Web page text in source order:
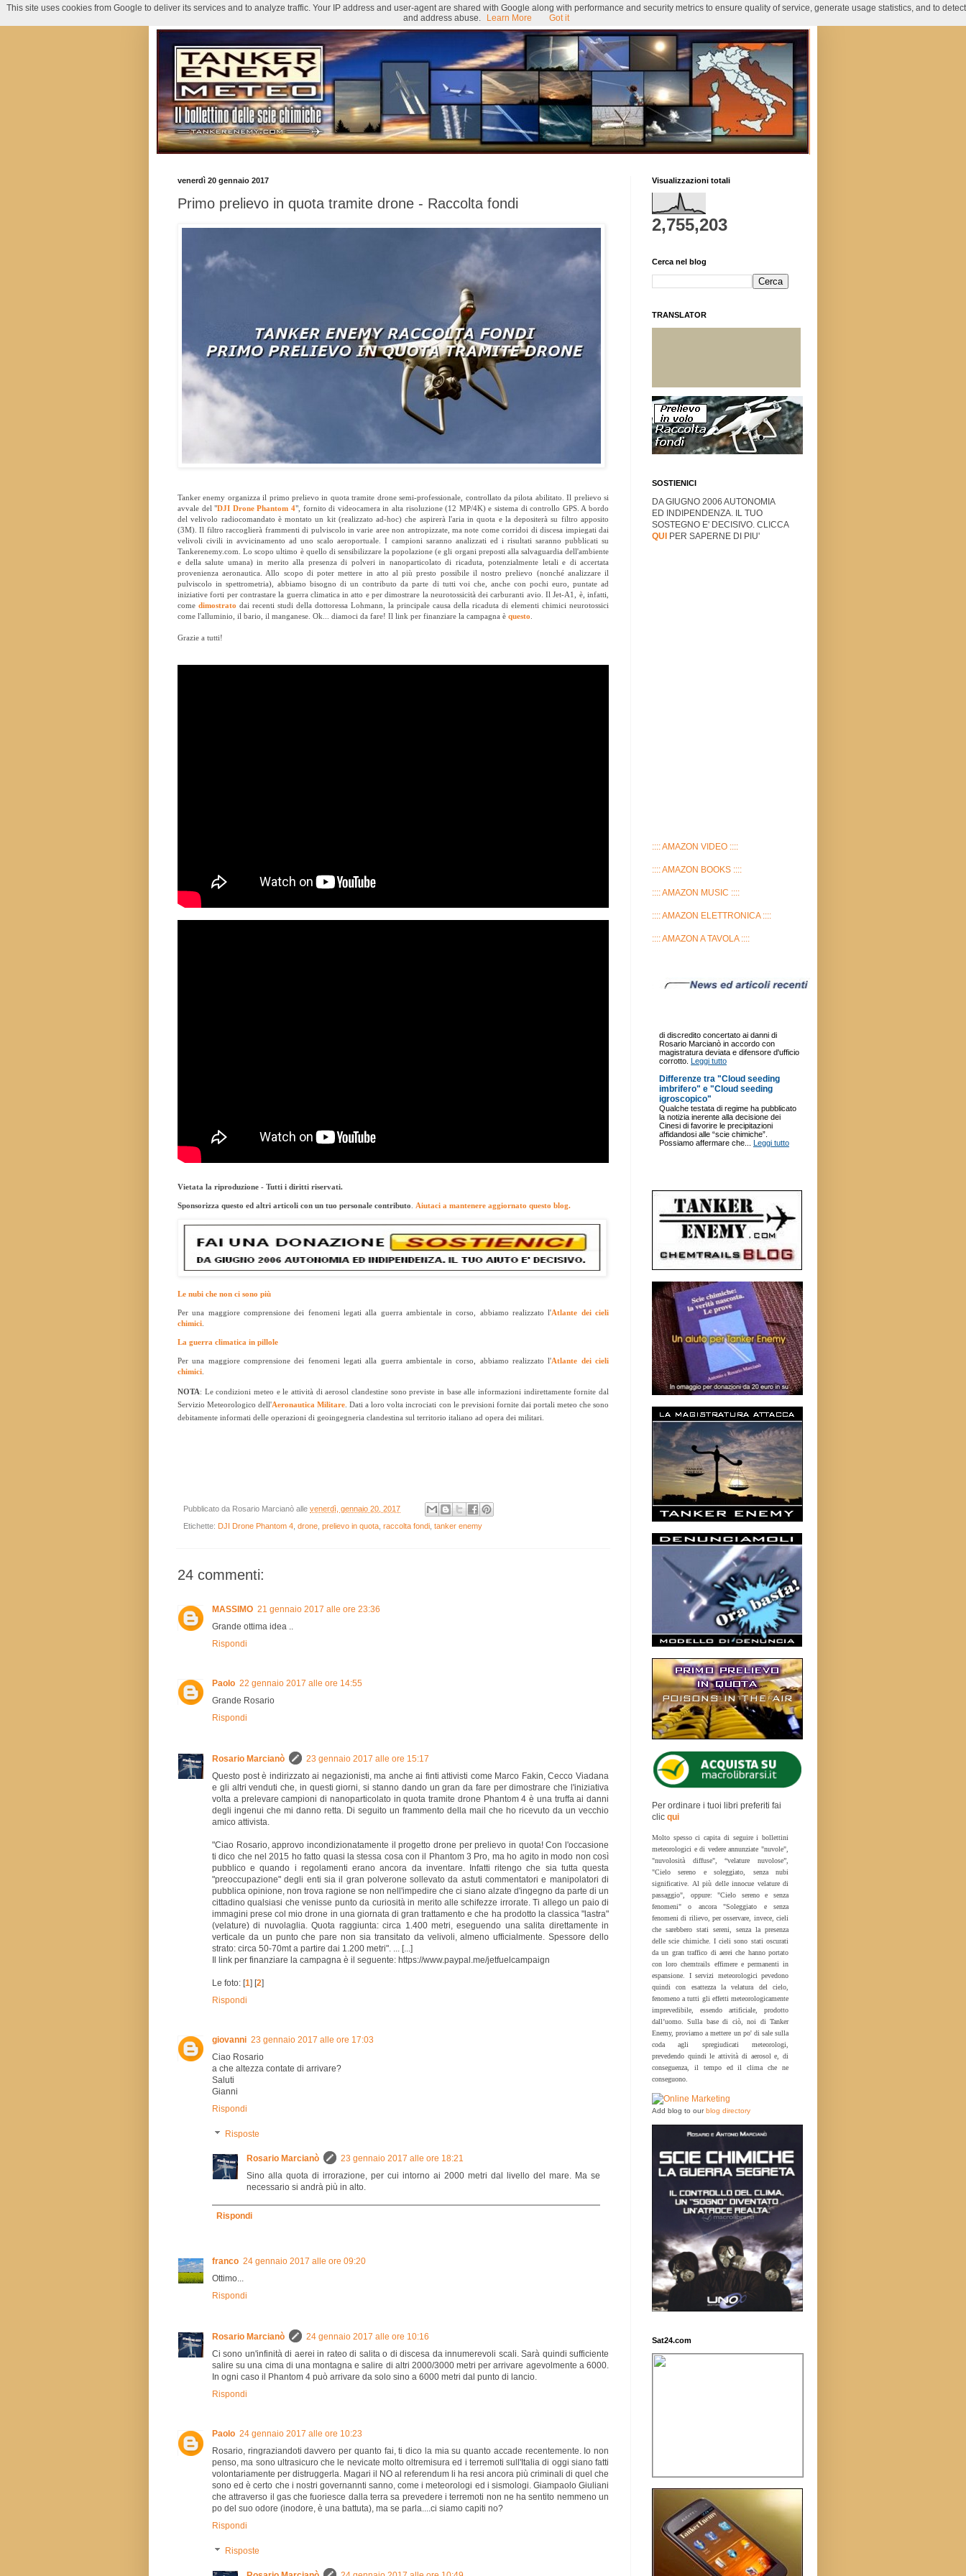
venerdì 20 gennaio 2017
Primo prelievo in quota tramite drone - Raccolta fondi
Tanker enemy organizza il primo prelievo in quota tramite drone semi-professionale, controllato da pilota abilitato. Il prelievo si
avvale del "DJI Drone Phantom 4", fornito di videocamera in alta risoluzione (12 MP/4K) e sistema di controllo GPS. A bordo
del velivolo radiocomandato è montato un kit (realizzato ad-hoc) che aspirerà l'aria in quota e la depositerà su filtro apposito
(3M). Il filtro raccoglierà frammenti di pulviscolo in varie aree non antropizzate, ma note come corridoi di discesa impiegati dai
velivoli civili in avvicinamento ad uno scalo aeroportuale. I campioni saranno analizzati ed i risultati saranno pubblicati su
Tankerenemy.com. Lo scopo ultimo è quello di sensibilizzare la popolazione (e gli organi preposti alla salvaguardia dell'ambiente
e della salute umana) in merito alla presenza di polveri in nanoparticolato di ricaduta, potenzialmente letali e di accertata
provenienza aeronautica. Allo scopo di poter mettere in atto al più presto possibile il nostro prelievo (nonché analizzare il
pulviscolo in spettrometria), abbiamo bisogno di un contributo da parte di tutti voi che, anche con pochi euro, puntate ad
iniziative forti per contrastare la guerra climatica in atto e per dimostrare la neurotossicità dei carburanti avio. Il Jet-A1, è, infatti,
come dimostrato dai recenti studi della dottoressa Lohmann, la principale causa della ricaduta di elementi chimici neurotossici
come l'alluminio, il bario, il manganese. Ok... diamoci da fare! Il link per finanziare la campagna è questo.
Grazie a tutti!
Vietata la riproduzione - Tutti i diritti riservati.
Sponsorizza questo ed altri articoli con un tuo personale contributo Aiutaci a mantenere aggiornato questo blog.
Le nubi che non ci sono più
Per una maggiore comprensione dei fenomeni legati alla guerra ambientale in corso, abbiamo realizzato l'Atlante dei cieli
chimici
La guerra climatica in pillole
Per una maggiore comprensione dei fenomeni legati alla guerra ambientale in corso, abbiamo realizzato l'Atlante dei cieli
chimici
NOTA: Le condizioni meteo e le attività di aerosol clandestine sono previste in base alle informazioni indirettamente fornite dal
Servizio Meteorologico dell'Aeronautica Militare . Dati a loro volta incrociati con le previsioni fornite dai portali meteo che sono
debitamente informati delle operazioni di geoingegneria clandestina sul territorio italiano ad opera dei militari.
Pubblicato da Rosario Marcianò alle venerdì, gennaio 20, 2017
Etichette: DJI Drone Phantom 4 drone prelievo in quota raccolta fondi tanker enemy
24 commenti:
MASSIMO 21 gennaio 2017 alle ore 23:36
Grande ottima idea ..
Rispondi
Paolo 22 gennaio 2017 alle ore 14:55
Grande Rosario
Rispondi
Rosario Marcianò
23 gennaio 2017 alle ore 15:17
Questo post è indirizzato ai negazionisti, ma anche ai finti attivisti come Marco Fakin, Cecco Viadana
e gli altri venduti che, in questi giorni, si stanno dando un gran da fare per dimostrare che l'iniziativa
volta a prelevare campioni di nanoparticolato in quota tramite drone Phantom 4 è una truffa ai danni
degli ingenui che mi danno retta. Di seguito un frammento della mail che ho ricevuto da un vecchio
amico attivista.
"Ciao Rosario, approvo incondizionatamente il progetto drone per prelievo in quota! Con l'occasione
ti dico che nel 2015 ho fatto quasi la stessa cosa con il Phantom 3 Pro, ma ho agito in modo non così
pubblico e quando i regolamenti erano ancora da inventare. Infatti ritengo che sia tutta questa
"preoccupazione" degli enti sia il gran polverone sollevato da astuti commentatori e manipolatori di
pubblica opinione, non trova ragione se non nell'impedire che ci siano alzate d'ingegno da parte di un
cittadino qualsiasi che venisse punto da curiosità in merito alle schifezze irrorate. Ti allego un paio di
immagini prese col mio drone in una giornata di gran trattamento e che ha prodotto la classica "lastra"
(velature) di nuvolaglia. Quota raggiunta: circa 1.400 metri, eseguendo una salita direttamente in
verticale da un punto che pare non sia transitato da velivoli, almeno ufficialmente. Spessore dello
strato: circa 50-70mt a partire dai 1.200 metri". ... [...]
Il link per finanziare la campagna è il seguente: https://www.paypal.me/jetfuelcampaign
Le foto: [1] [2]
Rispondi
giovanni 23 gennaio 2017 alle ore 17:03
Ciao Rosario
a che altezza contate di arrivare?
Saluti
Gianni
Rispondi
Risposte
Rosario Marcianò
23 gennaio 2017 alle ore 18:21
Sino alla quota di irrorazione, per cui intorno ai 2000 metri dal livello del mare. Ma se
necessario si andrà più in alto.
Rispondi
franco 24 gennaio 2017 alle ore 09:20
Ottimo...
Rispondi
Rosario Marcianò
24 gennaio 2017 alle ore 10:16
Ci sono un'infinità di aerei in rateo di salita o di discesa da innumerevoli scali. Sarà quindi sufficiente
salire su una cima di una montagna e salire di altri 2000/3000 metri per arrivare agevolmente a 6000.
In ogni caso il Phantom 4 può arrivare da solo sino a 6000 metri dal punto di lancio.
Rispondi
Paolo 24 gennaio 2017 alle ore 10:23
Rosario, ringraziandoti davvero per quanto fai, ti dico la mia su quanto accade recentemente. Io non
penso, ma sono ultrasicuro che le nevicate molto oltremisura ed i terremoti sull'Italia di oggi siano fatti
volontariamente per distruggerla. Magari il NO al referendum li ha resi ancora più criminali di quel che
sono ed è certo che i nostri governannti sanno, come i meteorologi ed i sismologi. Giampaolo Giuliani
che attraverso il gas che fuoriesce dalla terra sa prevedere i terremoti non ne ha sentito nemmeno un
po del suo odore (inodore, è una battuta), ma se parla....ci siamo capiti no?
Rispondi
Risposte
Visualizzazioni totali
2,755,203
Cerca nel blog
TRANSLATOR
SOSTIENICI
DA GIUGNO 2006 AUTONOMIA
ED INDIPENDENZA. IL TUO
SOSTEGNO E' DECISIVO. CLICCA
QUI
PER SAPERNE DI PIU'
:::: AMAZON VIDEO ::::
:::: AMAZON BOOKS ::::
:::: AMAZON MUSIC ::::
:::: AMAZON ELETTRONICA ::::
:::: AMAZON A TAVOLA ::::
Per ordinare i tuoi libri preferiti fai
clic qui
Molto spesso ci capita di seguire i bollettini
meteorologici e di vedere annunziate "nuvole",
"nuvolosità diffuse", “velature nuvolose”,
"Cielo sereno e soleggiato, senza nubi
significative. Al più delle innocue velature di
passaggio", oppure: "Cielo sereno e senza
fenomeni" o ancora "Soleggiato e senza
fenomeni di rilievo, per osservare, invece, cieli
che sarebbero stati sereni, senza la presenza
delle scie chimiche. I cieli sono stati oscurati
da un gran traffico di aerei che hanno portato
con loro chemtrails effimere e permanenti in
espansione. I servizi meteorologici pevedono
quindi con esattezza la velatura del cielo,
fenomeno a tutti gli effetti meteorologicamente
imprevedibile, essendo artificiale, prodotto
dall’uomo. Sulla base di ciò, noi di Tanker
Enemy, proviamo a mettere un po' di sale sulla
coda agli spregiudicati meteorologi,
prevedendo quindi le attività di aerosol e, di
conseguenza, il tempo ed il clima che ne
conseguono.
Add blog to ourblog directory
Sat24.com
This site uses cookies from Google to deliver its services and to analyze traffic. Your IP address and user-agent are shared with Google along with performance and security metrics to ensure quality of service, generate usage statistics, and to detect
and address abuse.
Learn More Got it